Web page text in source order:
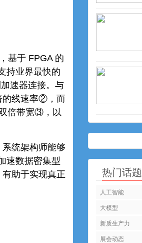
基于 FPGA 的
持业界最快的
速器连接。与
的线速率②，而
倍带宽③，以
统架构师能够
速数据密集型
助于实现真正
热门话题
人工智能
大模型
新质生产力
展会动态